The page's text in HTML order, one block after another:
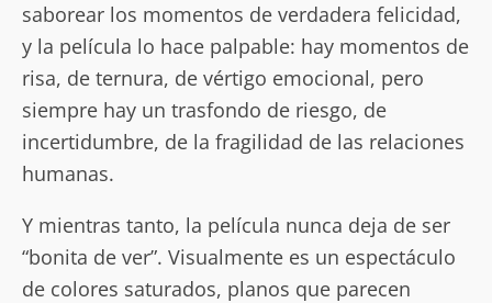
saborear los momentos de verdadera felicidad,
y la película lo hace palpable: hay momentos de
risa, de ternura, de vértigo emocional, pero
siempre hay un trasfondo de riesgo, de
incertidumbre, de la fragilidad de las relaciones
humanas.
Y mientras tanto, la película nunca deja de ser
“bonita de ver”. Visualmente es un espectáculo
de colores saturados, planos que parecen